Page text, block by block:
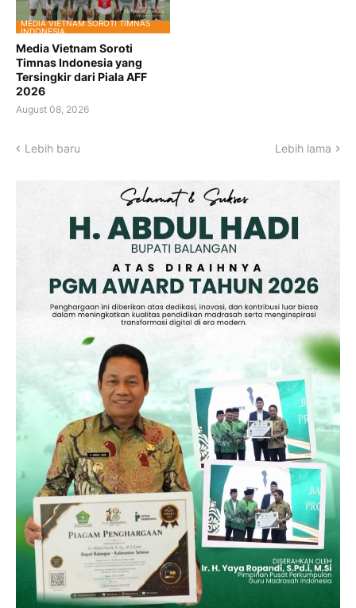
MEDIA VIETNAM SOROTI TIMNAS
INDONESIA
Media Vietnam Soroti
Timnas Indonesia yang
Tersingkir dari Piala AFF
2026
August 08, 2026
Lebih baru Lebih lama